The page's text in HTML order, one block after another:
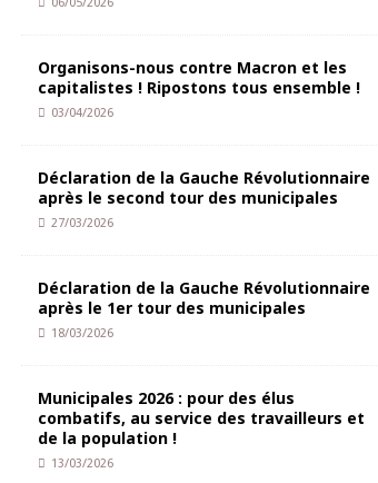
Organisons-nous contre Macron et les
capitalistes ! Ripostons tous ensemble !
03/04/2026
Déclaration de la Gauche Révolutionnaire
après le second tour des municipales
27/03/2026
Déclaration de la Gauche Révolutionnaire
après le 1er tour des municipales
18/03/2026
Municipales 2026 : pour des élus
combatifs, au service des travailleurs et
de la population !
13/03/2026